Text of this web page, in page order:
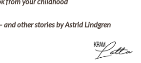
and other stories by Astrid Lindgren